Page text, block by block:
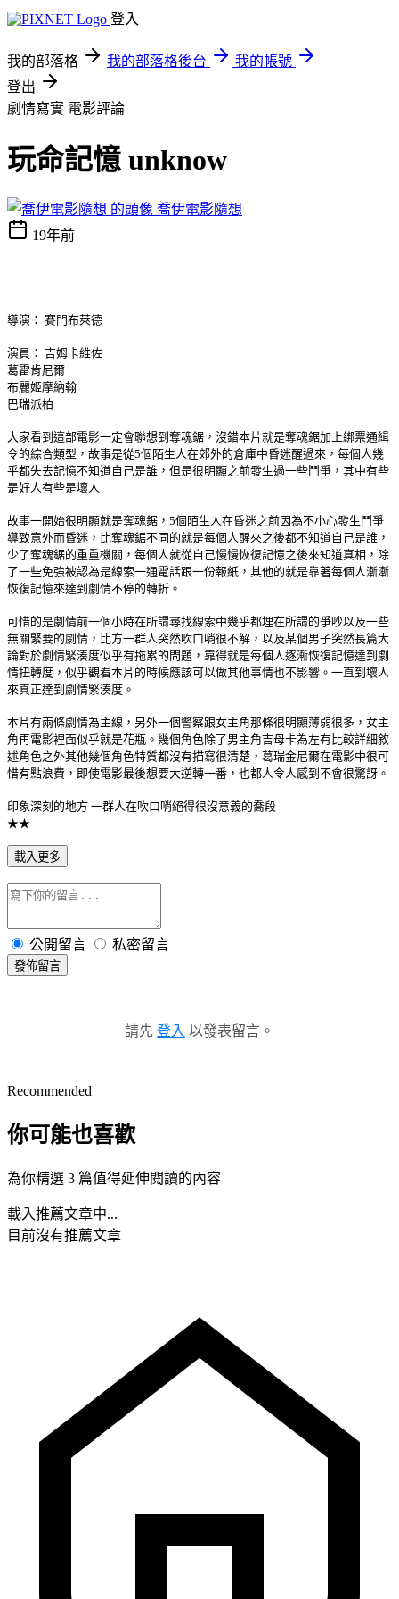
登入
我的部落格 我的部落格後台
我的帳號
登出
劇情寫實 電影評論
玩命記憶 unknow
喬伊電影隨想
19年前
導演： 賽門布萊德
演員： 吉姆卡維佐
葛雷肯尼爾
布麗姬摩納翰
巴瑞派柏
大家看到這部電影一定會聯想到奪魂鋸，沒錯本片就是奪魂鋸加上綁票通緝
令的綜合類型，故事是從5個陌生人在郊外的倉庫中昏迷醒過來，每個人幾
乎都失去記憶不知道自己是誰，但是很明顯之前發生過一些鬥爭，其中有些
是好人有些是壞人
故事一開始很明顯就是奪魂鋸，5個陌生人在昏迷之前因為不小心發生鬥爭
導致意外而昏迷，比奪魂鋸不同的就是每個人醒來之後都不知道自己是誰，
少了奪魂鋸的重重機關，每個人就從自己慢慢恢復記憶之後來知道真相，除
了一些免強被認為是線索一通電話跟一份報紙，其他的就是靠著每個人漸漸
恢復記憶來達到劇情不停的轉折。
可惜的是劇情前一個小時在所謂尋找線索中幾乎都埋在所謂的爭吵以及一些
無關緊要的劇情，比方一群人突然吹口哨很不解，以及某個男子突然長篇大
論對於劇情緊湊度似乎有拖累的問題，靠得就是每個人逐漸恢復記憶達到劇
情扭轉度，似乎觀看本片的時候應該可以做其他事情也不影響。一直到壞人
來真正達到劇情緊湊度。
本片有兩條劇情為主線，另外一個警察跟女主角那條很明顯薄弱很多，女主
角再電影裡面似乎就是花瓶。幾個角色除了男主角吉母卡為左有比較詳細敘
述角色之外其他幾個角色特質都沒有描寫很清楚，葛瑞金尼爾在電影中很可
惜有點浪費，即使電影最後想要大逆轉一番，也都人令人感到不會很驚訝。
印象深刻的地方 一群人在吹口哨絕得很沒意義的喬段
★★
載入更多
公開留言 私密留言
發佈留言
請先 登入 以發表留言。
Recommended
你可能也喜歡
為你精選 3 篇值得延伸閱讀的內容
載入推薦文章中...
目前沒有推薦文章